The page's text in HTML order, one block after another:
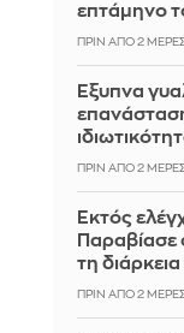
επτάμηνο
ΠΡΙΝ ΑΠΌ 2
Έξυπνα
ΠΡΙΝ ΑΠΌ 2
Εκτός
Παραβίασε
τη
ΠΡΙΝ ΑΠΌ 2